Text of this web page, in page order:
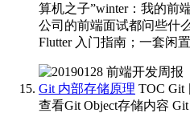
算机之子”winter：我的前
公司的前端面试都问些什
Flutter 入门指南；一套闲
Git 内部存储原理 TOC Git
查看Git Object存储内容 Git